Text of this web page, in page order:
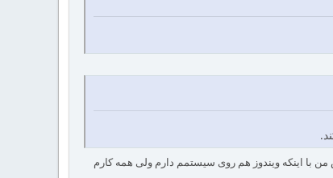
می‌شود برایش کرد؟ راستش من با اینکه ویندوز هم روی سیستمم دارم ولی همه کارم